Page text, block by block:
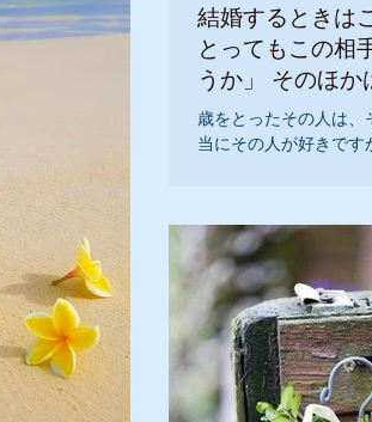
結婚するときは
とってもこの相
うか」 そのほか
変化することだ
歳をとったその人は、
当にその人が好きです
ができます』 『私は、豊かで幸せな家庭を持つこと
ができます』...